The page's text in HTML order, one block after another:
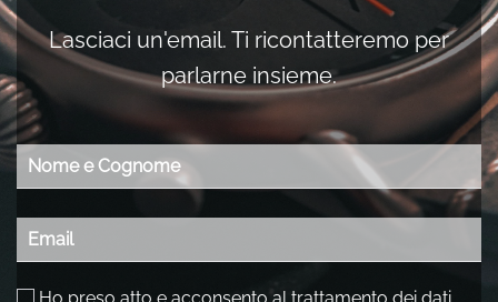
Lasciaci un'email. Ti ricontatteremo per
parlarne insieme.